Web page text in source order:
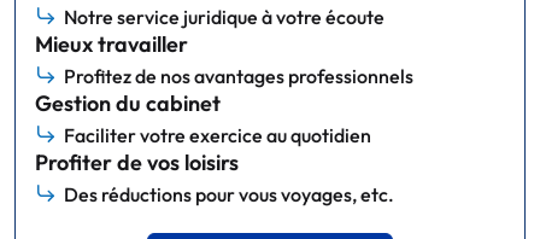
Notre service juridique à votre écoute
Mieux travailler
Profitez de nos avantages professionnels
Gestion du cabinet
Faciliter votre exercice au quotidien
Profiter de vos loisirs
Des réductions pour vous voyages, etc.